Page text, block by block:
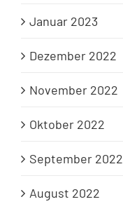
Januar 2023
Dezember 2022
November 2022
Oktober 2022
September 2022
August 2022